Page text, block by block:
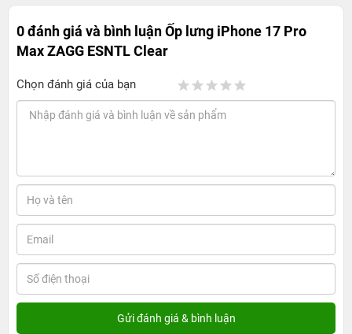
0 đánh giá và bình luậnỐp lưng iPhone 17 Pro
Max ZAGG ESNTL Clear
Chọn đánh giá của bạn